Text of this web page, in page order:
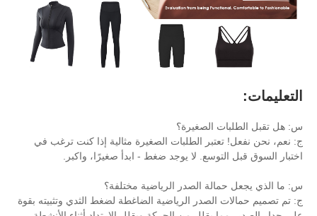
الصغيرة؟
الطلبات الصغيرة مثالية إذا كنت ترغب في
لا يوجد ضغط - ابدأ صغيرًا، واكبر.
الصدر الرياضية مختلفة؟
الرياضية الضاغطة لضغط الثدي وتثبيته بقوة